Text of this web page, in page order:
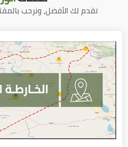
نقدم لك الأفضل، ونرحب